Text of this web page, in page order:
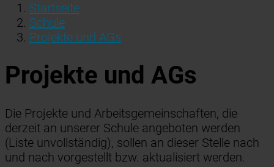
Startseite
Schule
Projekte und AGs
Projekte und AGs
Die Projekte und Arbeitsgemeinschaften, die
derzeit an unserer Schule angeboten werden
(Liste unvollständig), sollen an dieser Stelle nach
und nach vorgestellt bzw. aktualisiert werden.